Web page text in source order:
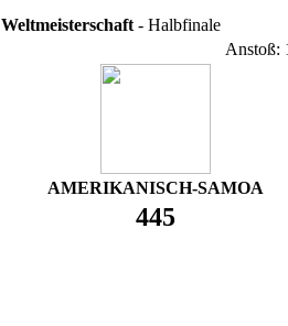
Weltmeisterschaft - Halbfinale
Anstoß:
AMERIKANISCH-SAMOA
445